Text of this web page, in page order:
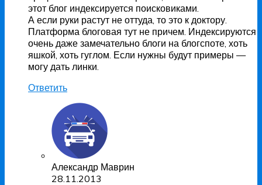
этот блог индексируется поисковиками.
А если руки растут не оттуда, то это к доктору.
Платформа блоговая тут не причем. Индексируются
очень даже замечательно блоги на блогспоте, хоть
яшкой, хоть гуглом. Если нужны будут примеры —
могу дать линки.
Ответить
Александр Маврин
28.11.2013